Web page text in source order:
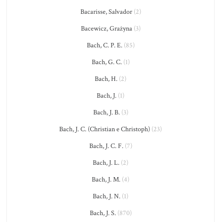
Bacarisse, Salvador(2)
Bacewicz, Grażyna(3)
Bach, C. P. E.(85)
Bach, G. C.(1)
Bach, H. (2)
Bach, J. (1)
Bach, J. B.(3)
Bach, J. C. (Christian e Christoph) (23)
Bach, J. C. F.(7)
Bach, J. L. (2)
Bach, J. M. (4)
Bach, J. N. (1)
Bach, J. S.(870)